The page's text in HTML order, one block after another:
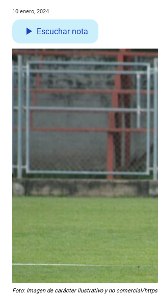
10 enero, 2024
Escuchar nota
Foto: Imagen de carácter ilustrativo y no comercial/